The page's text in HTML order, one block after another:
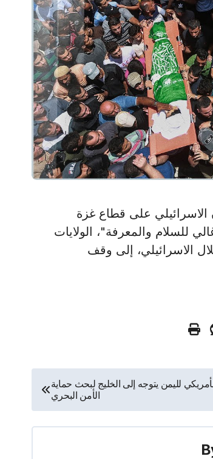
الاسرائيلي على قطاع غزة
للسلام والمعرفة"، الولايات
الاسرائيلي، إلى وقف
لليمن يتوجه إلى الخليج لبحث حماية
الأمن البحري